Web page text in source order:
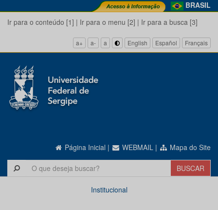
BRASIL
Ir para o conteúdo [1] | Ir para o menu [2] | Ir para a busca [3]
a+ a- a English Español Français
Página Inicial | WEBMAIL | Mapa do Site
Institucional